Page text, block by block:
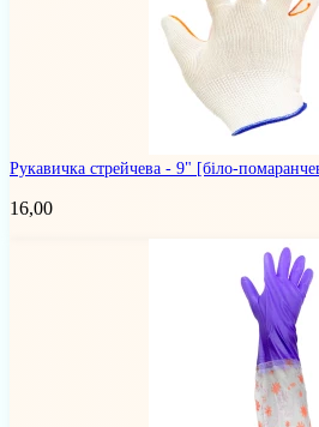
Рукавичка стрейчева - 9" [біло-
16,00